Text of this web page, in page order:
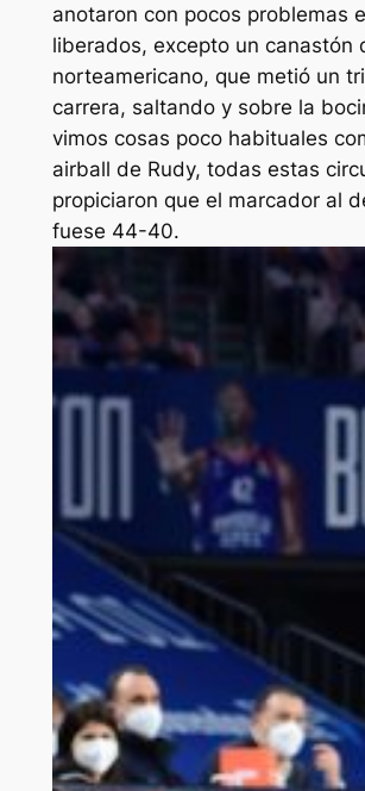
anotaron con pocos problemas
liberados, excepto un canastón
norteamericano, que metió un
carrera, saltando y sobre la
vimos cosas poco habituales
airball de Rudy, todas estas
propiciaron que el marcador al
fuese 44-40.